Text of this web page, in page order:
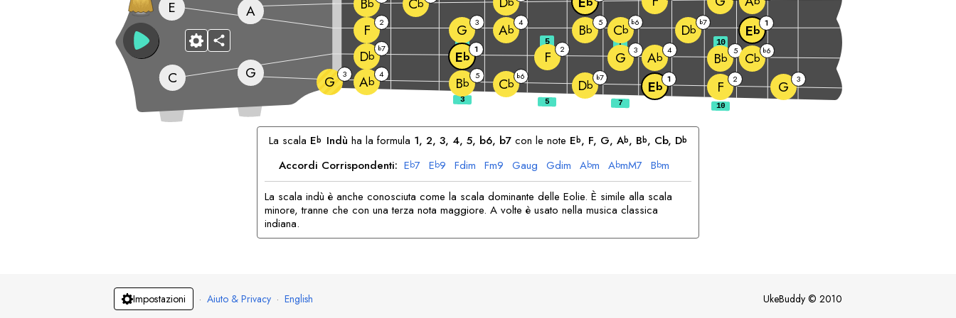
G G 3 Ab 4
Bb 5 Cb
b6
Db
b7
Eb 1 F 2 G 3
C
Db
b7 Eb 1 F 2 G 3 Ab 4 Bb 5 Cb
b6
E
F
2 G 3 Ab 4 Bb 5 Cb
b6 Db
b7 Eb 1
A b b
3 5 7 10
La scala Eb Indù ha la formula 1, 2, 3, 4, 5, b6, b7con le note Eb, F, G, Ab, Bb, Cb, Db
Accordi Corrispondenti: Eb7 Eb9 Fdim Fm9 Gaug Gdim Abm AbmM7 Bbm
B m7
La scala indù è anche conosciuta come la scala dominante delle Eolie. È simile alla scala
minore, tranne che con una terza nota maggiore. A volte è usato nella musica classica
indiana.
Impostazioni · Aiuto & Privacy · English UkeBuddy © 2010